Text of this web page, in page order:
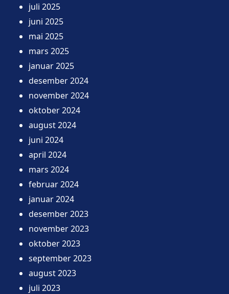
juli 2025
juni 2025
mai 2025
mars 2025
januar 2025
desember 2024
november 2024
oktober 2024
august 2024
juni 2024
april 2024
mars 2024
februar 2024
januar 2024
desember 2023
november 2023
oktober 2023
september 2023
august 2023
juli 2023